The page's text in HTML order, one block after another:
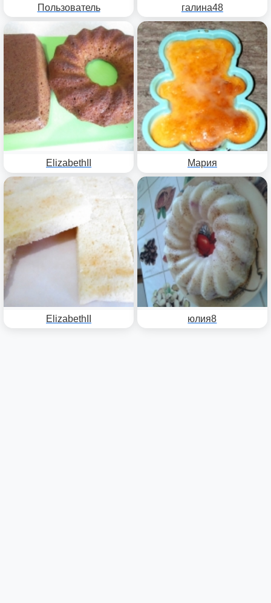
Пользователь галина48
ElizabethII Мария
ElizabethII юлия8